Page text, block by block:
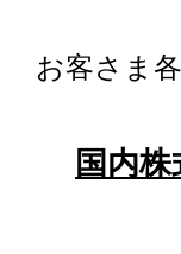
お客さま
国内